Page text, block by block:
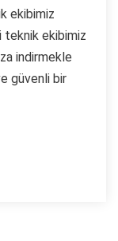
ekibimiz
teknik ekibimiz
indirmekle
güvenli bir